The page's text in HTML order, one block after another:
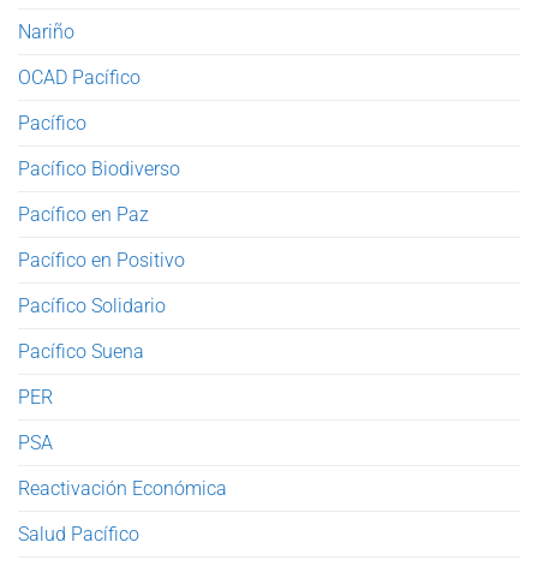
Nariño
OCAD Pacífico
Pacífico
Pacífico Biodiverso
Pacífico en Paz
Pacífico en Positivo
Pacífico Solidario
Pacífico Suena
PER
PSA
Reactivación Económica
Salud Pacífico